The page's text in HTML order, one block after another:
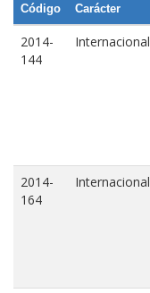
Código Carácter
2014-
144
Internacional
2014-
164
Internacional